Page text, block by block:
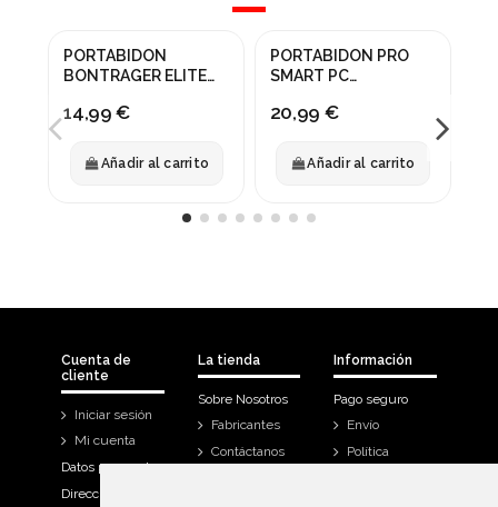
PORTABIDON
BONTRAGER ELITE
14,99 €
Añadir al carrito
PORTABIDON PRO
SMART PC
20,99 €
Añadir al carrito
Cuenta de
cliente
Iniciar sesión
Mi cuenta
Datos personales
Direcciones
La tienda
Sobre Nosotros
Fabricantes
Contáctanos
Información
Pago seguro
Envío
Política